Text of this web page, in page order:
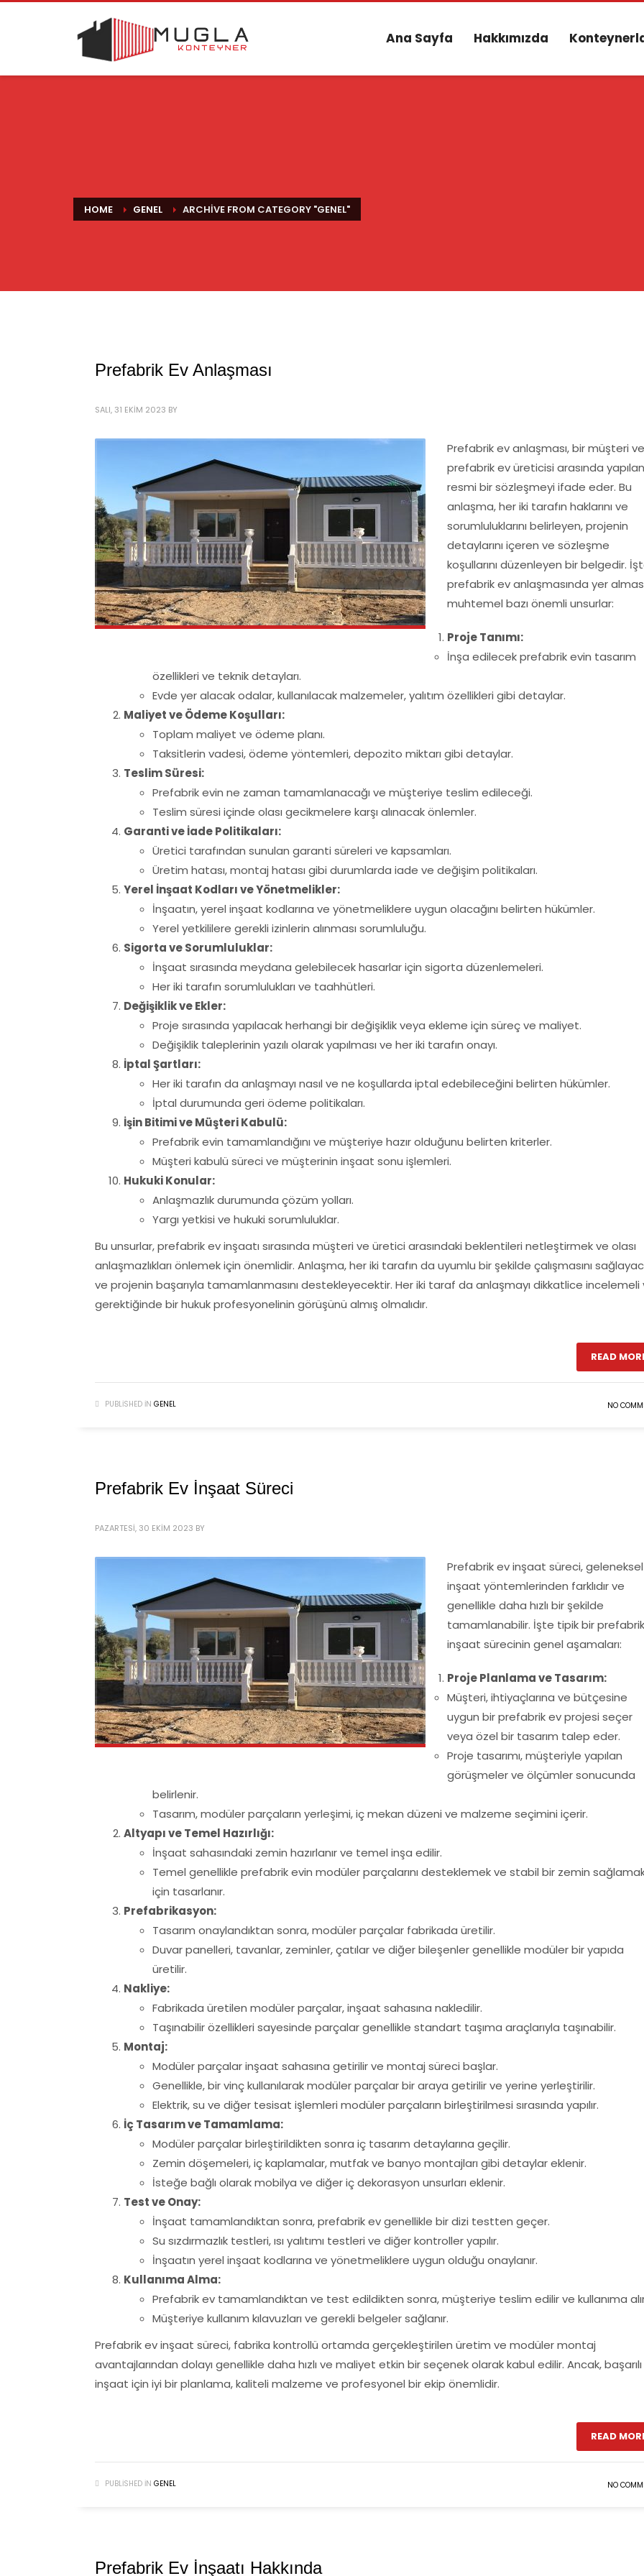
Ana Sayfa Hakkımızda
HOME GENEL ARCHIVE FROM CATEGORY "GENEL"
Prefabrik Ev Anlaşması
SALI, 31 EKIM 2023 BY
Prefabrik ev anlaşması, bir müşteri ve
prefabrik ev üreticisi arasında yapılan
resmi bir sözleşmeyi ifade eder. Bu
anlaşma, her iki tarafın haklarını ve
sorumluluklarını belirleyen, projenin
detaylarını içeren ve sözleşme
koşullarını düzenleyen bir belgedir.
prefabrik ev anlaşmasında yer
muhtemel bazı önemli unsurlar:
Proje Tanımı:
İnşa edilecek prefabrik evin tasarım
özellikleri ve teknik detayları.
Evde yer alacak odalar, kullanılacak malzemeler, yalıtım özellikleri gibi detaylar.
Maliyet ve Ödeme Koşulları:
Toplam maliyet ve ödeme planı.
Taksitlerin vadesi, ödeme yöntemleri, depozito miktarı gibi detaylar.
Teslim Süresi:
Prefabrik evin ne zaman tamamlanacağı ve müşteriye teslim edileceği.
Teslim süresi içinde olası gecikmelere karşı alınacak önlemler.
Garanti ve İade Politikaları:
Üretici tarafından sunulan garanti süreleri ve kapsamları.
Üretim hatası, montaj hatası gibi durumlarda iade ve değişim politikaları.
Yerel İnşaat Kodları ve Yönetmelikler:
İnşaatın, yerel inşaat kodlarına ve yönetmeliklere uygun olacağını belirten hükümler.
Yerel yetkililere gerekli izinlerin alınması sorumluluğu.
Sigorta ve Sorumluluklar:
İnşaat sırasında meydana gelebilecek hasarlar için sigorta düzenlemeleri.
Her iki tarafın sorumlulukları ve taahhütleri.
Değişiklik ve Ekler:
Proje sırasında yapılacak herhangi bir değişiklik veya ekleme için süreç ve maliyet.
Değişiklik taleplerinin yazılı olarak yapılması ve her iki tarafın onayı.
İptal Şartları:
Her iki tarafın da anlaşmayı nasıl ve ne koşullarda iptal edebileceğini belirten hükümler.
İptal durumunda geri ödeme politikaları.
İşin Bitimi ve Müşteri Kabulü:
Prefabrik evin tamamlandığını ve müşteriye hazır olduğunu belirten kriterler.
Müşteri kabulü süreci ve müşterinin inşaat sonu işlemleri.
Hukuki Konular:
Anlaşmazlık durumunda çözüm yolları.
Yargı yetkisi ve hukuki sorumluluklar.
Bu unsurlar, prefabrik ev inşaatı sırasında müşteri ve üretici arasındaki beklentileri netleştirmek ve olası
anlaşmazlıkları önlemek için önemlidir. Anlaşma, her iki tarafın da uyumlu bir şekilde çalışmasını
ve projenin başarıyla tamamlanmasını destekleyecektir. Her iki taraf da anlaşmayı dikkatlice incelemeli
gerektiğinde bir hukuk profesyonelinin görüşünü almış olmalıdır.
READ
PUBLISHED IN GENEL NO
Prefabrik Ev İnşaat Süreci
PAZARTESI, 30 EKIM 2023 BY
Prefabrik ev inşaat süreci, geleneksel
inşaat yöntemlerinden farklıdır ve
genellikle daha hızlı bir şekilde
tamamlanabilir. İşte tipik bir
inşaat sürecinin genel aşamaları:
Proje Planlama ve Tasarım:
Müşteri, ihtiyaçlarına ve bütçesine
uygun bir prefabrik ev projesi seçer
veya özel bir tasarım talep eder.
Proje tasarımı, müşteriyle yapılan
görüşmeler ve ölçümler sonucunda
belirlenir.
Tasarım, modüler parçaların yerleşimi, iç mekan düzeni ve malzeme seçimini içerir.
Altyapı ve Temel Hazırlığı:
İnşaat sahasındaki zemin hazırlanır ve temel inşa edilir.
Temel genellikle prefabrik evin modüler parçalarını desteklemek ve stabil bir zemin
için tasarlanır.
Prefabrikasyon:
Tasarım onaylandıktan sonra, modüler parçalar fabrikada üretilir.
Duvar panelleri, tavanlar, zeminler, çatılar ve diğer bileşenler genellikle modüler bir yapıda
üretilir.
Nakliye:
Fabrikada üretilen modüler parçalar, inşaat sahasına nakledilir.
Taşınabilir özellikleri sayesinde parçalar genellikle standart taşıma araçlarıyla taşınabilir.
Montaj:
Modüler parçalar inşaat sahasına getirilir ve montaj süreci başlar.
Genellikle, bir vinç kullanılarak modüler parçalar bir araya getirilir ve yerine yerleştirilir.
Elektrik, su ve diğer tesisat işlemleri modüler parçaların birleştirilmesi sırasında yapılır.
İç Tasarım ve Tamamlama:
Modüler parçalar birleştirildikten sonra iç tasarım detaylarına geçilir.
Zemin döşemeleri, iç kaplamalar, mutfak ve banyo montajları gibi detaylar eklenir.
İsteğe bağlı olarak mobilya ve diğer iç dekorasyon unsurları eklenir.
Test ve Onay:
İnşaat tamamlandıktan sonra, prefabrik ev genellikle bir dizi testten geçer.
Su sızdırmazlık testleri, ısı yalıtımı testleri ve diğer kontroller yapılır.
İnşaatın yerel inşaat kodlarına ve yönetmeliklere uygun olduğu onaylanır.
Kullanıma Alma:
Prefabrik ev tamamlandıktan ve test edildikten sonra, müşteriye teslim edilir ve kullanıma
Müşteriye kullanım kılavuzları ve gerekli belgeler sağlanır.
Prefabrik ev inşaat süreci, fabrika kontrollü ortamda gerçekleştirilen üretim ve modüler montaj
avantajlarından dolayı genellikle daha hızlı ve maliyet etkin bir seçenek olarak kabul edilir. Ancak,
inşaat için iyi bir planlama, kaliteli malzeme ve profesyonel bir ekip önemlidir.
READ
PUBLISHED IN GENEL NO
Prefabrik Ev İnşaatı Hakkında